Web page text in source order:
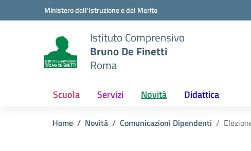
Vai ai contenuti
Vai al menu di navigazioneMinistero dell'Istruzione e del Merito
Istituto Comprensivo
Bruno De Finetti
Roma
Scuola Servizi Novità Didattica
Home Novità Comunicazioni Dipendenti